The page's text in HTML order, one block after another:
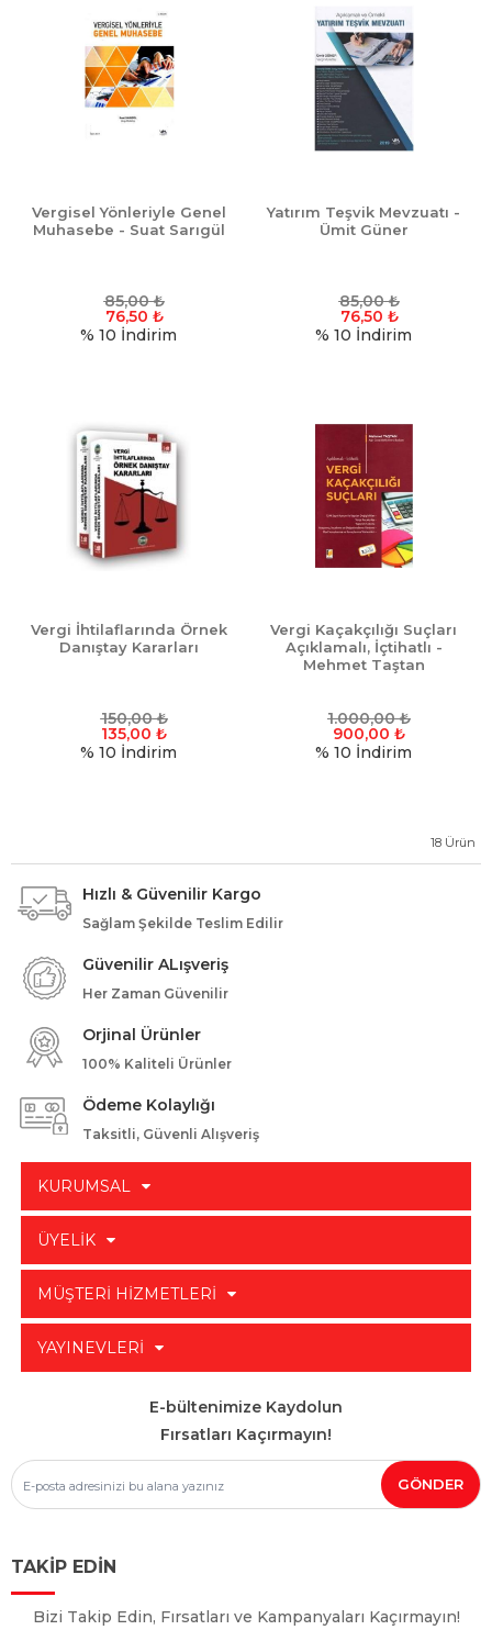
Vergisel Yönleriyle Genel
Muhasebe - Suat Sarıgül
85,00₺
76,50 ₺
% 10 İndirim
Yatırım Teşvik Mevzuatı -
Ümit Güner
85,00₺
76,50 ₺
% 10 İndirim
Vergi İhtilaflarında Örnek
Danıştay Kararları
150,00₺
135,00 ₺
% 10 İndirim
Vergi Kaçakçılığı Suçları
Açıklamalı, İçtihatlı -
Mehmet Taştan
1.000,00₺
900,00 ₺
% 10 İndirim
18 Ürün
Hızlı & Güvenilir Kargo
Sağlam Şekilde Teslim Edilir
Güvenilir ALışveriş
Her Zaman Güvenilir
Orjinal Ürünler
100% Kaliteli Ürünler
Ödeme Kolaylığı
Taksitli, Güvenli Alışveriş
KURUMSAL
ÜYELİK
MÜŞTERİ HİZMETLERİ
YAYINEVLERİ
E-bültenimize Kaydolun
Fırsatları Kaçırmayın!
TAKİP EDİN
Bizi Takip Edin, Fırsatları ve Kampanyaları Kaçırmayın!